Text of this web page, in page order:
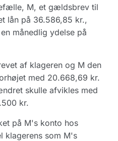
M, et gældsbrev til
lån på 36.586,85 kr.,
månedlig ydelse på
af klageren og M den
med 20.668,69 kr.
skulle afvikles med
kr.
på M's konto hos
klagerens som M's